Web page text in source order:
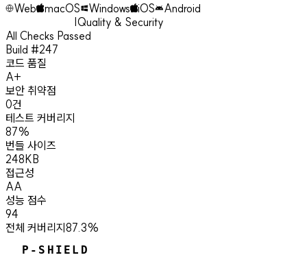
Web
macOS Windows iOS
Android
|Quality & Security
All Checks Passed
Build #247
코드 품질
A+
보안 취약점
0건
테스트 커버리지
87%
번들 사이즈
248KB
접근성
AA
성능 점수
94
전체 커버리지87.3%
P-SHIELD